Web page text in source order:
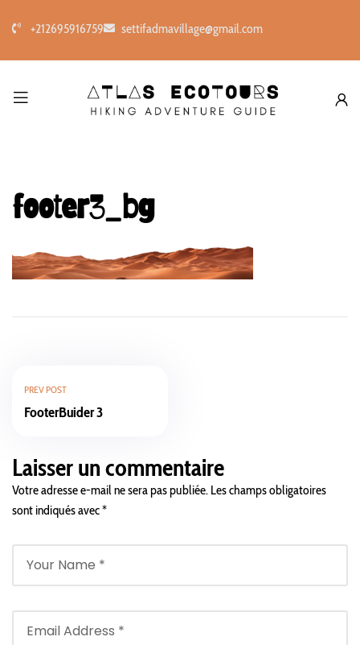
+212695916759 settifadmavillage@gmail.com
footer3_bg
PREV POST
FooterBuider 3
Laisser un commentaire
Votre adresse e-mail ne sera pas publiée. Les champs obligatoires
sont indiqués avec*